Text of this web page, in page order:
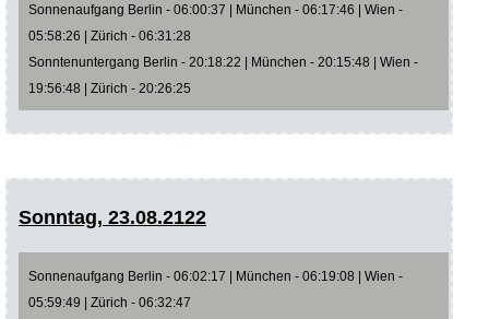
Sonnenaufgang Berlin - 06:00:37 | München - 06:17:46 | Wien -
05:58:26 | Zürich - 06:31:28
Sonntenuntergang Berlin - 20:18:22 | München - 20:15:48 | Wien -
19:56:48 | Zürich - 20:26:25
Sonntag, 23.08.2122
Sonnenaufgang Berlin - 06:02:17 | München - 06:19:08 | Wien -
05:59:49 | Zürich - 06:32:47